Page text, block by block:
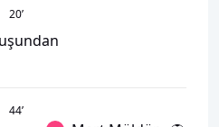
20’
44’